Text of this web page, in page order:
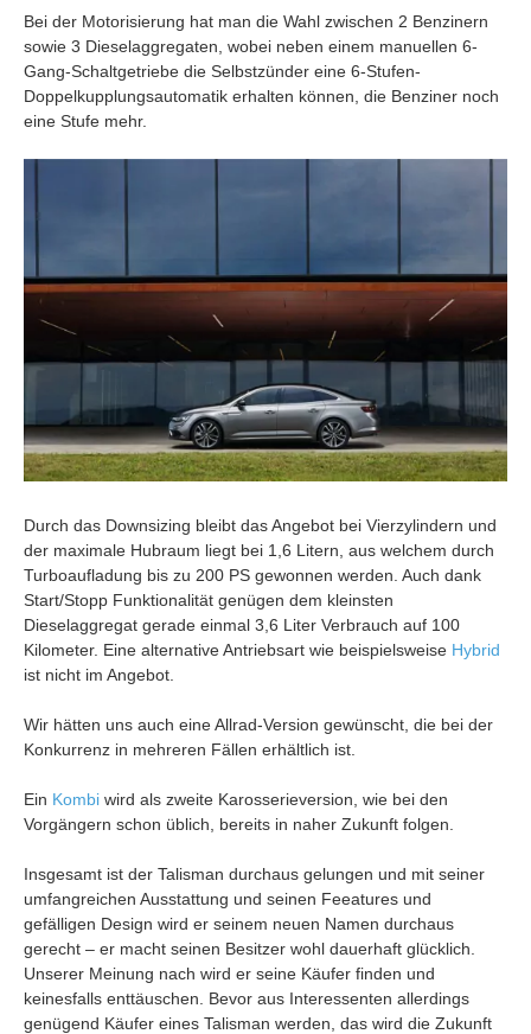
Bei der Motorisierung hat man die Wahl zwischen 2 Benzinern
sowie 3 Dieselaggregaten, wobei neben einem manuellen 6-
Gang-Schaltgetriebe die Selbstzünder eine 6-Stufen-
Doppelkupplungsautomatik erhalten können, die Benziner noch
eine Stufe mehr.
Durch das Downsizing bleibt das Angebot bei Vierzylindern und
der maximale Hubraum liegt bei 1,6 Litern, aus welchem durch
Turboaufladung bis zu 200 PS gewonnen werden. Auch dank
Start/Stopp Funktionalität genügen dem kleinsten
Dieselaggregat gerade einmal 3,6 Liter Verbrauch auf 100
Kilometer. Eine alternative Antriebsart wie beispielsweise Hybrid
ist nicht im Angebot.
Wir hätten uns auch eine Allrad-Version gewünscht, die bei der
Konkurrenz in mehreren Fällen erhältlich ist.
Ein Kombi wird als zweite Karosserieversion, wie bei den
Vorgängern schon üblich, bereits in naher Zukunft folgen.
Insgesamt ist der Talisman durchaus gelungen und mit seiner
umfangreichen Ausstattung und seinen Feeatures und
gefälligen Design wird er seinem neuen Namen durchaus
gerecht – er macht seinen Besitzer wohl dauerhaft glücklich.
Unserer Meinung nach wird er seine Käufer finden und
keinesfalls enttäuschen. Bevor aus Interessenten allerdings
genügend Käufer eines Talisman werden, das wird die Zukunft